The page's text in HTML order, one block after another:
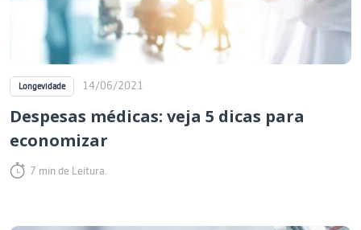
Longevidade 14/06/2021
Despesas médicas: veja 5 dicas para
economizar
7 min de Leitura.